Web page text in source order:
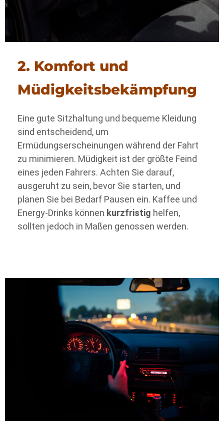
2. Komfort und
Müdigkeitsbekämpfung
Eine gute Sitzhaltung und bequeme Kleidung
sind entscheidend, um
Ermüdungserscheinungen während der Fahrt
zu minimieren. Müdigkeit ist der größte Feind
eines jeden Fahrers. Achten Sie darauf,
ausgeruht zu sein, bevor Sie starten, und
planen Sie bei Bedarf Pausen ein. Kaffee und
Energy-Drinks können kurzfristig helfen,
sollten jedoch in Maßen genossen werden.